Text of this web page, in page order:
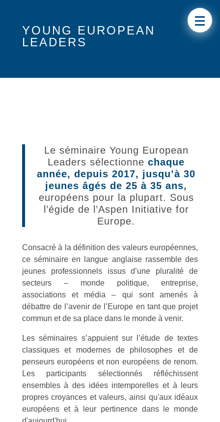
YOUNG EUROPEAN
LEADERS
Le séminaire Young European
Leaders sélectionnechaque
année, depuis 2017, jusqu’à 30
jeunes âgés de 25 à 35 ans,
européens pour la plupart. Sous
l’égide de l’Aspen Initiative for
Europe.
Consacré à la définition des valeurs européennes,
ce séminaire en langue anglaise rassemble des
jeunes professionnels issus d’une pluralité de
secteurs – monde politique, entreprise,
associations et média – qui sont amenés à
débattre de l’avenir de l’Europe en tant que projet
commun et de sa place dans le monde à venir.
Les séminaires s’appuient sur l’étude de textes
classiques et modernes de philosophes et de
penseurs européens et non européens de renom.
Les participants sélectionnés réfléchissent
ensembles à des idées intemporelles et à leurs
propres croyances et valeurs, ainsi qu'aux idéaux
européens et à leur pertinence dans le monde